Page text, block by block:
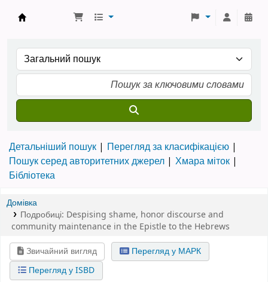
Детальніший пошук
Перегляд за класифікацією
Пошук серед авторитетних джерел
Хмара міток
Бібліотека
Домівка
Подробиці: Despising shame, honor discourse and
community maintenance in the Epistle to the Hebrews
Звичайний вигляд
Перегляд у МАРК
Перегляд у ISBD